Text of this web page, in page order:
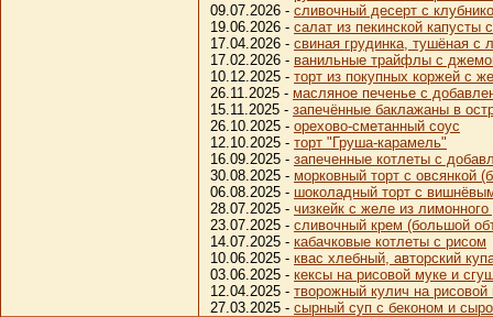
09.07.2026 - сливочный десерт с
19.06.2026 - салат из пекинской
17.04.2026 - свиная грудинка, тушёная с
17.02.2026 - ванильные трайфлы с
10.12.2025 - торт из покупных коржей с
26.11.2025 - масляное печенье с
15.11.2025 - запечённые баклажаны в
26.10.2025 - орехово-сметанный соус
12.10.2025 - торт "Груша-карамель"
16.09.2025 - запеченные котлеты с
30.08.2025 - морковный торт с овсянкой
06.08.2025 - шоколадный торт с
28.07.2025 - чизкейк с желе из
23.07.2025 - сливочный крем (большой
14.07.2025 - кабачковые котлеты с рисом
10.06.2025 - квас хлебный, авторский
03.06.2025 - кексы на рисовой муке и
12.04.2025 - творожный кулич на
27.03.2025 - сырный суп с беконом и